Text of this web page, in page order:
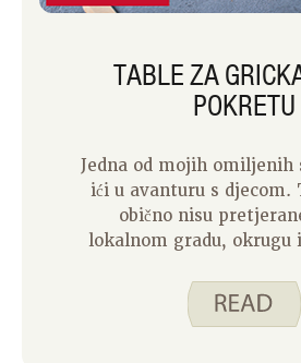
TABLE ZA
POKRETU
Jedna od mojih
ići u avanturu s djecom.
obično nisu
lokalnom gradu, okrugu
godina postao sam
pakiranju za ovakva